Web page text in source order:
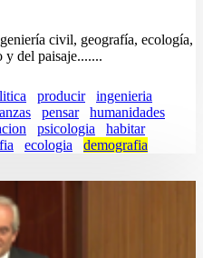
civil, geografía, ecología,
y del paisaje.......
producir
ingenieria
pensar
humanidades
psicologia
habitar
ecologia demografia